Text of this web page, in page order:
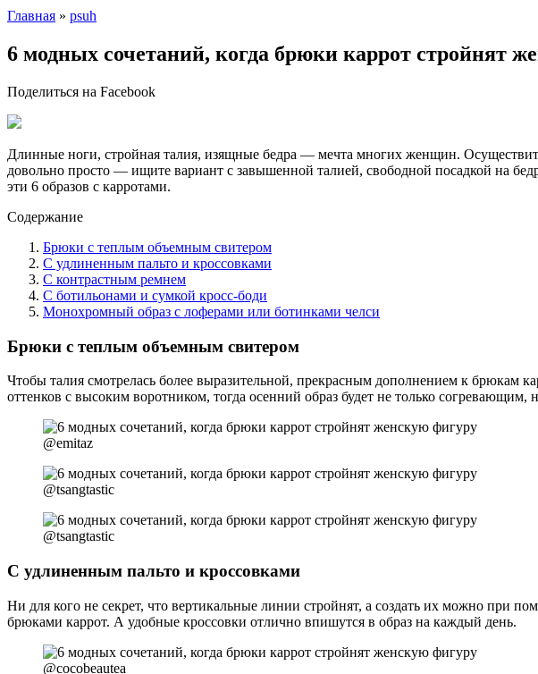
Главная » psuh
6 модных сочетаний, когда брюки каррот стройнят
Поделиться на Facebook
Длинные ноги, стройная талия, изящные бедра — мечта многих женщин.
довольно просто — ищите вариант с завышенной талией, свободной посадкой на
эти 6 образов с карротами.
Содержание
Брюки с теплым объемным свитером
С удлиненным пальто и кроссовками
С контрастным ремнем
С ботильонами и сумкой кросс-боди
Монохромный образ с лоферами или ботинками челси
Брюки с теплым объемным свитером
Чтобы талия смотрелась более выразительной, прекрасным дополнением к брюкам
оттенков с высоким воротником, тогда осенний образ будет не только
@emitaz
@tsangtastic
@tsangtastic
С удлиненным пальто и кроссовками
Ни для кого не секрет, что вертикальные линии стройнят, а создать их можно при
брюками каррот. А удобные кроссовки отлично впишутся в образ на каждый день.
@cocobeautea